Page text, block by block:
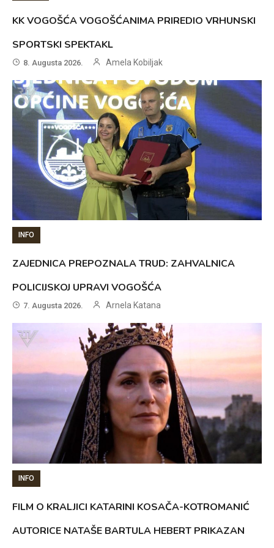
KK VOGOŠĆA VOGOŠĆANIMA PRIREDIO VRHUNSKI
SPORTSKI SPEKTAKL
8. Augusta 2026. Amela Kobiljak
INFO
ZAJEDNICA PREPOZNALA TRUD: ZAHVALNICA
POLICIJSKOJ UPRAVI VOGOŠĆA
7. Augusta 2026. Arnela Katana
INFO
FILM O KRALJICI KATARINI KOSAČA-KOTROMANIĆ
AUTORICE NATAŠE BARTULA HEBERT PRIKAZAN